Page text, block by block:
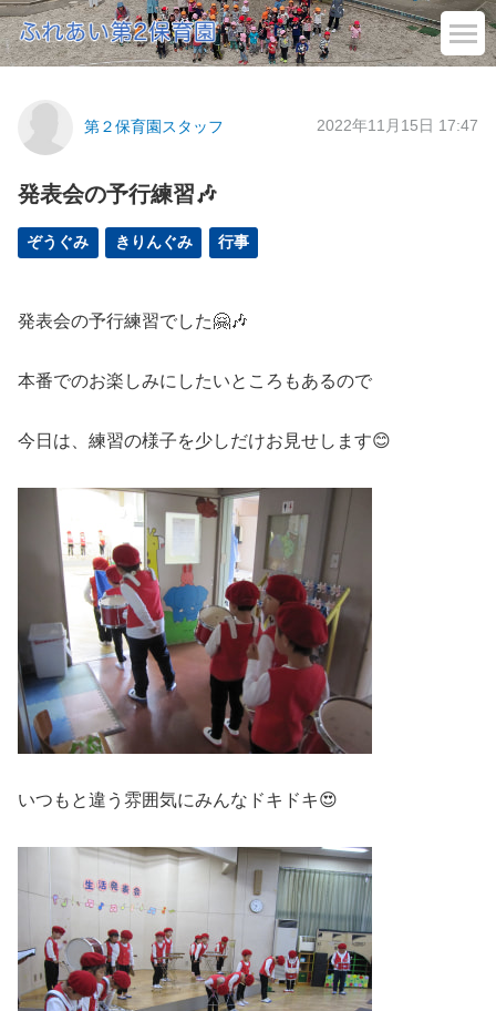
第２保育園スタッフ 2022年11月15日 17:47
発表会の予行練習🎶
ぞうぐみ きりんぐみ 行事
発表会の予行練習でした🤗🎶
本番でのお楽しみにしたいところもあるので
今日は、練習の様子を少しだけお見せします😊
いつもと違う雰囲気にみんなドキドキ😍